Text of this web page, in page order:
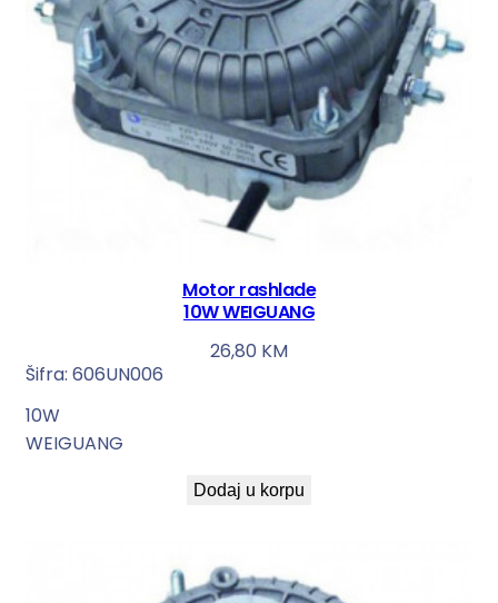
Motor rashlade
10W WEIGUANG
26,80 KM
Šifra: 606UN006
10W
WEIGUANG
Dodaj u korpu